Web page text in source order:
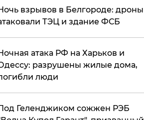
взрывов в Белгороде: дроны
ТЭЦ и здание ФСБ
атака РФ на Харьков и
разрушены жилые дома,
люди
Геленджиком сожжен РЭБ